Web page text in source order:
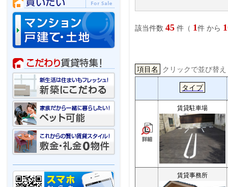
該当件数 45 件（ 1件 から
項目名 クリックで並び替え
タイプ
賃貸駐車場
賃貸事務所